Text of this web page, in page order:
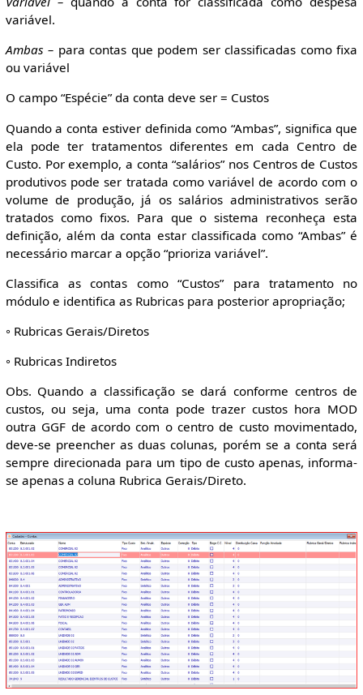
variável.
Ambas – para contas que podem ser classificadas como fixa
ou variável
O campo “Espécie” da conta deve ser = Custos
Quando a conta estiver definida como “Ambas”, significa que
ela pode ter tratamentos diferentes em cada Centro de
Custo. Por exemplo, a conta “salários” nos Centros de Custos
produtivos pode ser tratada como variável de acordo com o
volume de produção, já os salários administrativos serão
tratados como fixos. Para que o sistema reconheça esta
definição, além da conta estar classificada como “Ambas” é
necessário marcar a opção “prioriza variável”.
Classifica as contas como “Custos” para tratamento no
módulo e identifica as Rubricas para posterior apropriação;
◦ Rubricas Gerais/Diretos
◦ Rubricas Indiretos
Obs. Quando a classificação se dará conforme centros de
custos, ou seja, uma conta pode trazer custos hora MOD
outra GGF de acordo com o centro de custo movimentado,
deve-se preencher as duas colunas, porém se a conta será
sempre direcionada para um tipo de custo apenas, informa-
se apenas a coluna Rubrica Gerais/Direto.